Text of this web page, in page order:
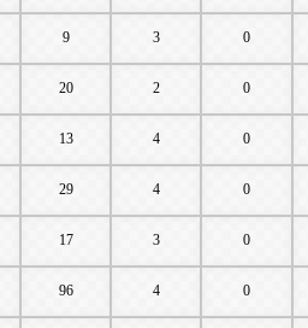
9 3 0
20 2 0
13 4 0
29 4 0
17 3 0
96 4 0